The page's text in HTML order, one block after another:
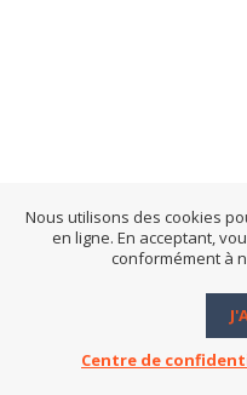
DUB
TAPE
Nous utilisons des cookies
en ligne. En acceptant,
conformément à
Centre de